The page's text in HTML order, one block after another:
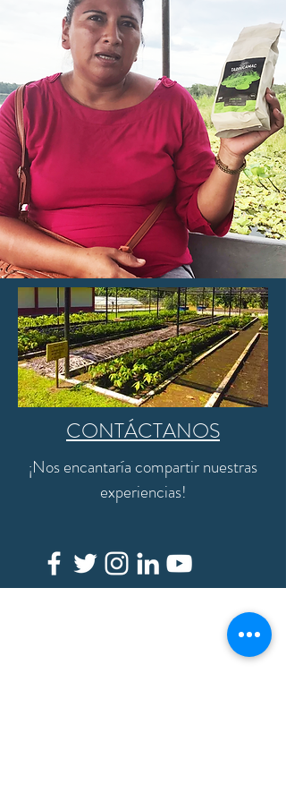
¡Nos encantaría compartir nuestras
experiencias!
CONTÁCTANOS